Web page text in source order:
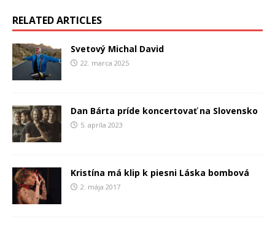
RELATED ARTICLES
Svetový Michal David
22. marca 2025
Dan Bárta príde koncertovať na Slovensko
5. apríla 2023
Kristína má klip k piesni Láska bombová
2. mája 2017